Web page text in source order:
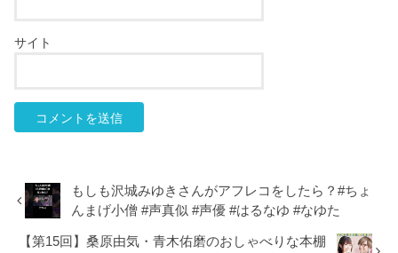
サイト
もしも沢城みゆきさんがアフレコをしたら？#ちょ
んまげ小僧 #声真似 #声優 #はるなゆ #なゆた
【第15回】桑原由気・青木佑磨のおしゃべりな本棚